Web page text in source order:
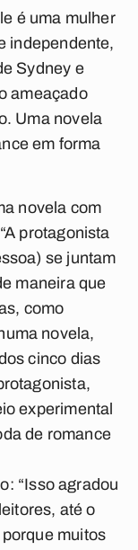
é uma mulher
independente,
Sydney e
ameaçado
Uma novela
em forma
novela com
protagonista
se juntam
maneira que
como
novela,
cinco dias
experimental
de romance
“Isso agradou
até o
muitos